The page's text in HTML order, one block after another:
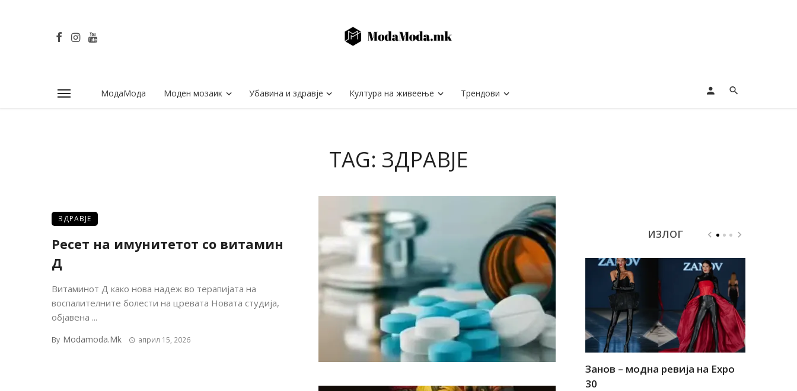
МодаМода Моден мозаик Убавина и здравје Култура на живеење Трендови
TAG: ЗДРАВЈЕ
ЗДРАВЈЕ
Ресет на имунитетот со витамин
Д
Витаминот Д како нова надеж во терапијата на
воспалителните болести на цревата Новата студија,
објавена ...
By Modamoda.mk април 15, 2026
ИЗЛОГ
Занов – модна ревија на Expo
30